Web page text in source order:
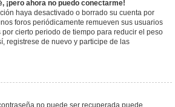
¡pero ahora no puedo conectarme!
haya desactivado o borrado su cuenta por
foros periódicamente remueven sus usuarios
cierto periodo de tiempo para reducir el peso
registrese de nuevo y participe de las
no puede ser recuperada puede